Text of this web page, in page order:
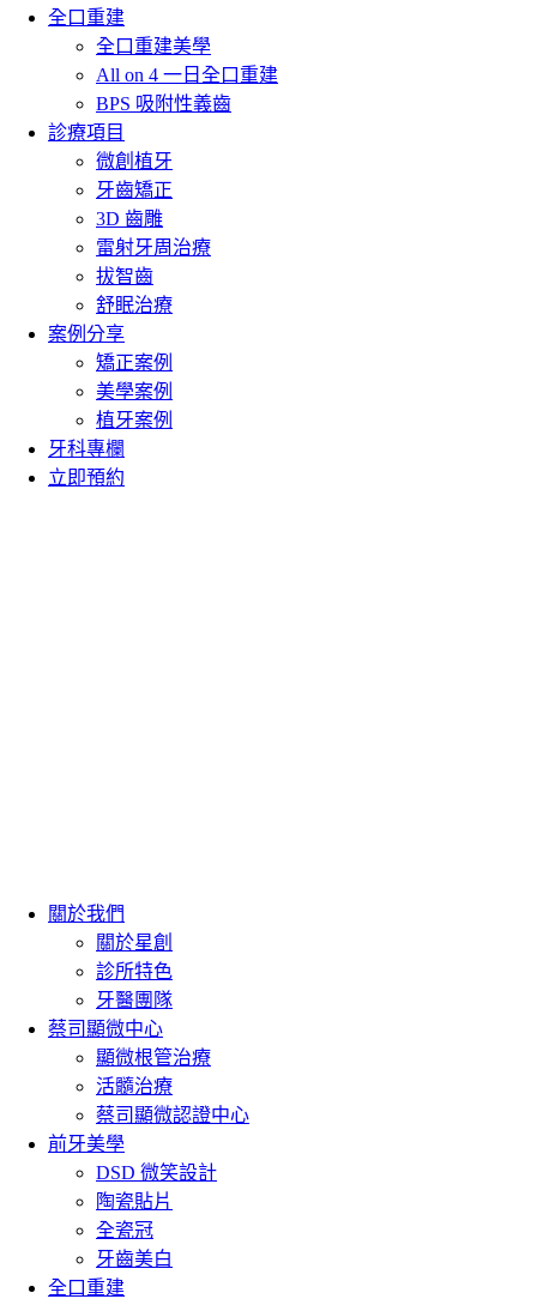
全口重建
全口重建美學
All on 4 一日全口重建
BPS 吸附性義齒
診療項目
微創植牙
牙齒矯正
3D 齒雕
雷射牙周治療
拔智齒
舒眠治療
案例分享
矯正案例
美學案例
植牙案例
牙科專欄
立即預約
關於我們
關於星創
診所特色
牙醫團隊
蔡司顯微中心
顯微根管治療
活髓治療
蔡司顯微認證中心
前牙美學
DSD 微笑設計
陶瓷貼片
全瓷冠
牙齒美白
全口重建